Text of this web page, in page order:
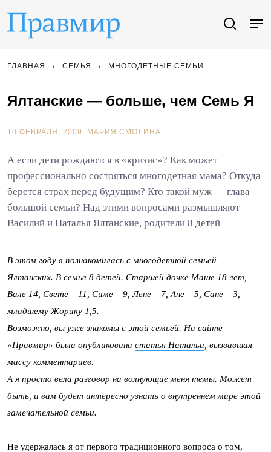
ГЛАВНАЯ СЕМЬЯ МНОГОДЕТНЫЕ СЕМЬИ
Ялтанские — больше, чем Семь Я
10 ФЕВРАЛЯ, 2009. МАРИЯ СМОЛИНА
А если дети рождаются в «кризис»? Как может
профессионально состояться многодетная мама? Откуда
берется страх перед будущим? Кто такой муж — глава
большой семьи? Над этими вопросами размышляют
Василий и Наталья Ялтанские, родители 8 детей
В этом году я познакомилась с многодетной семьей
Ялтанских. В семье 8 детей. Старшей дочке Маше 18 лет,
Вале 14, Свете – 11, Симе – 9, Лене – 7, Ане – 5, Сане – 3,
младшему Жорику 1,5.
Возможно, вы уже знакомы с этой семьей. На сайте
«Правмир» была опубликована статья Натальи , вызвавшая
массу комментариев.
А я просто вела разговор на волнующие меня темы. Может
быть, и вам будет интересно узнать о внутреннем мире этой
замечательной семьи.
Не удержалась я от первого традиционного вопроса о том,